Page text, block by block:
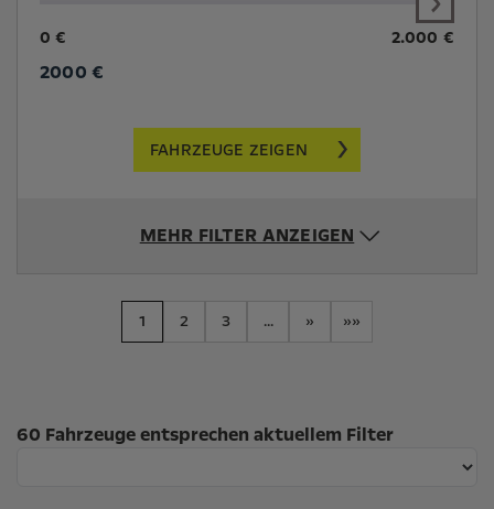
0 € 2.000 €
2000 €
FAHRZEUGE ZEIGEN
MEHR FILTER ANZEIGEN
1 2 3 ... » »»
Suchergebnisse
60 Fahrzeuge entsprechen aktuellem Filter